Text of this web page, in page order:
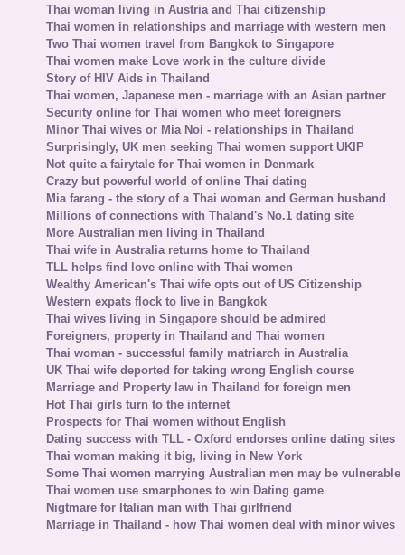
Thai woman living in Austria and Thai citizenship
Thai women in relationships and marriage with western men
Two Thai women travel from Bangkok to Singapore
Thai women make Love work in the culture divide
Story of HIV Aids in Thailand
Thai women, Japanese men - marriage with an Asian partner
Security online for Thai women who meet foreigners
Minor Thai wives or Mia Noi - relationships in Thailand
Surprisingly, UK men seeking Thai women support UKIP
Not quite a fairytale for Thai women in Denmark
Crazy but powerful world of online Thai dating
Mia farang - the story of a Thai woman and German husband
Millions of connections with Thaland's No.1 dating site
More Australian men living in Thailand
Thai wife in Australia returns home to Thailand
TLL helps find love online with Thai women
Wealthy American's Thai wife opts out of US Citizenship
Western expats flock to live in Bangkok
Thai wives living in Singapore should be admired
Foreigners, property in Thailand and Thai women
Thai woman - successful family matriarch in Australia
UK Thai wife deported for taking wrong English course
Marriage and Property law in Thailand for foreign men
Hot Thai girls turn to the internet
Prospects for Thai women without English
Dating success with TLL - Oxford endorses online dating sites
Thai woman making it big, living in New York
Some Thai women marrying Australian men may be vulnerable
Thai women use smarphones to win Dating game
Nigtmare for Italian man with Thai girlfriend
Marriage in Thailand - how Thai women deal with minor wives